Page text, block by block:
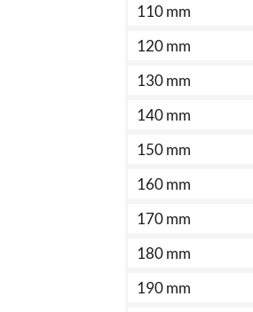
110 mm
120 mm
130 mm
140 mm
150 mm
160 mm
170 mm
180 mm
190 mm